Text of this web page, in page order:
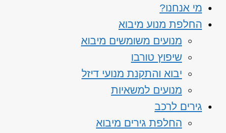
מי אנחנו?
החלפת מנוע מיבוא
מנועים משומשים מיבוא
שיפוץ טורבו
יבוא והתקנת מנועי דיזל
מנועים למשאיות
גירים לרכב
החלפת גירים מיבוא